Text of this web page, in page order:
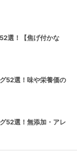
選！【焦げ付かな
52選！味や栄養価の
52選！無添加・アレ